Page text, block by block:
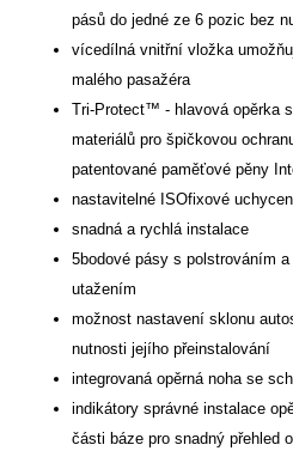
pásů do jedné ze 6 pozic bez
vícedílná vnitřní vložka
malého pasažéra
Tri-Protect™ - hlavová opěrka
materiálů pro špičkovou
patentované paměťové pěny
nastavitelné ISOfixové
snadná a rychlá instalace
5bodové pásy s polstrováním
utažením
možnost nastavení sklonu
nutnosti jejího přeinstalování
integrovaná opěrná noha se
indikátory správné instalace
části báze pro snadný přehled